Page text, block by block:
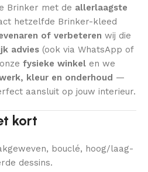
Brinker met de allerlaagste
hetzelfde Brinker-kleed
of verbeteren wij die
advies (ook via WhatsApp of
fysieke winkel en we
kleur en onderhoud —
aansluit op jouw interieur.
kort
bouclé, hoog/laag-
dessins.